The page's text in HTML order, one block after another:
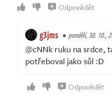
Odpovědět
g3jms pondělí, 30. 10.,
@cNNk ruku na srdce,
potřeboval jako sůl :D
Odpovědět